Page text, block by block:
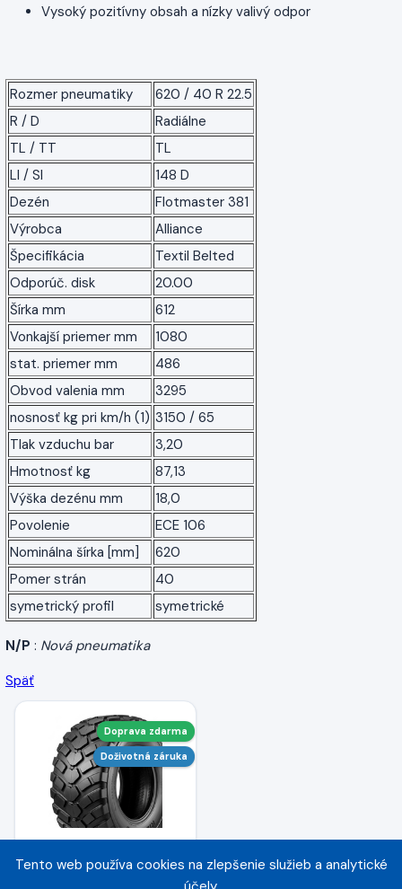
Vysoký pozitívny obsah a nízky valivý odpor
Rozmer pneumatiky
620 / 40 R 22.5
R / D
Radiálne
TL / TT
TL
LI / SI
148 D
Dezén
Flotmaster 381
Výrobca
Alliance
Špecifikácia
Textil Belted
Odporúč. disk
20.00
Šírka mm
612
Vonkajší priemer mm
1080
stat. priemer mm
486
Obvod valenia mm
3295
nosnosť kg pri km/h (1) 3150 / 65
Tlak vzduchu bar
3,20
Hmotnosť kg
87,13
Výška dezénu mm
18,0
Povolenie
ECE 106
Nominálna šírka [mm]
620
Pomer strán
40
symetrický profil
symetrické
N/P : Nová pneumatika
Späť
Doprava zdarma
Doživotná záruka
TIANLI 620/40 R22,5
Tento web používa cookies na zlepšenie služieb a analytické